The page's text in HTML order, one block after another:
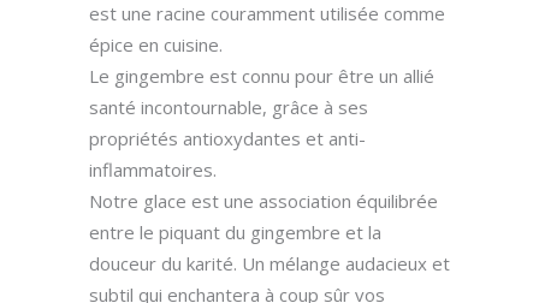
est une racine couramment utilisée comme
épice en cuisine.
Le gingembre est connu pour être un allié
santé incontournable, grâce à ses
propriétés antioxydantes et anti-
inflammatoires.
Notre glace est une association équilibrée
entre le piquant du gingembre et la
douceur du karité. Un mélange audacieux et
subtil qui enchantera à coup sûr vos